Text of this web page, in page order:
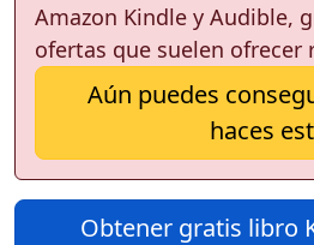
Amazon Kindle y Audible,
ofertas que suelen ofrecer
Aún puedes
haces
Obtener gratis libro